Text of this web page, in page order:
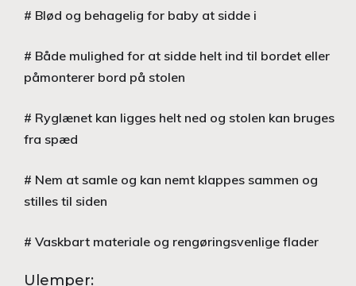
# Blød og behagelig for baby at sidde i
# Både mulighed for at sidde helt ind til bordet eller
påmonterer bord på stolen
# Ryglænet kan ligges helt ned og stolen kan bruges
fra spæd
# Nem at samle og kan nemt klappes sammen og
stilles til siden
# Vaskbart materiale og rengøringsvenlige flader
Ulemper: